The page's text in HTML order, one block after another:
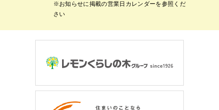
※お知らせに掲載の営業日カレンダーを参照くだ
さい